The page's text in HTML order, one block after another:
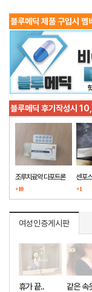
블루메딕 제품 구입시
블루메딕 후기작성시
조루치료약 다포트론
구매했습니다
+10
센포
다
+1
여성인증게시판
휴가 끝.. 같은 속